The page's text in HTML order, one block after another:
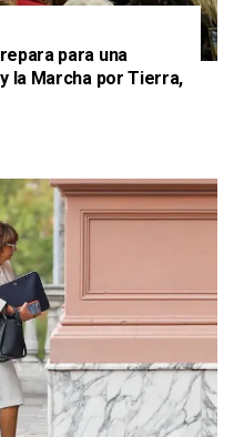
para una
la Marcha por Tierra,